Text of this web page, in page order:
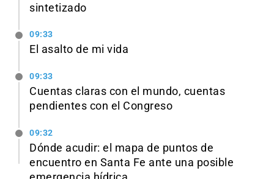
sintetizado
09:33
El asalto de mi vida
09:33
Cuentas claras con el mundo, cuentas
pendientes con el Congreso
09:32
Dónde acudir: el mapa de puntos de
encuentro en Santa Fe ante una posible